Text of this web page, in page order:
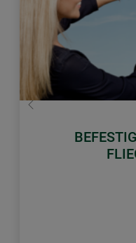
Zurück